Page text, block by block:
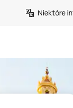
Niektóre